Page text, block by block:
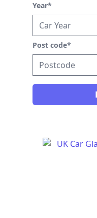
Year*
Post code*